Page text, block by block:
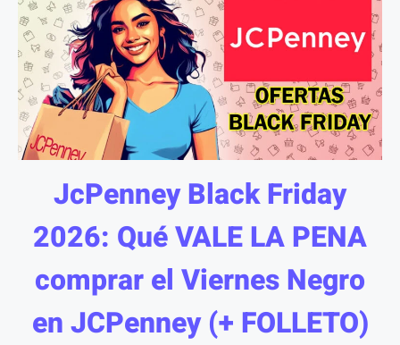
JcPenney Black Friday
2026: Qué VALE LA PENA
comprar el Viernes Negro
en JCPenney (+ FOLLETO)